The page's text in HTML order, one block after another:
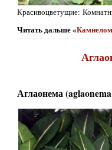
Красивоцветущие:
Читать дальше «
Аглаонема